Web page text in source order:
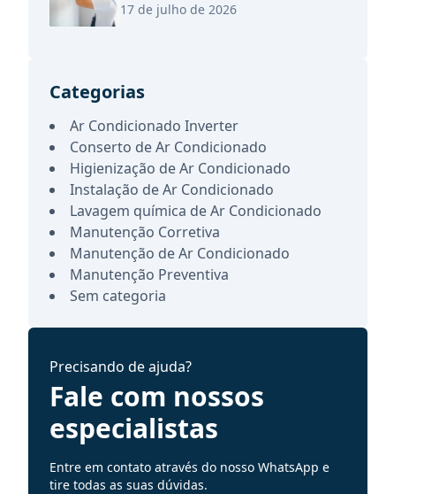
17 de julho de 2026
Categorias
Ar Condicionado Inverter
Conserto de Ar Condicionado
Higienização de Ar Condicionado
Instalação de Ar Condicionado
Lavagem química de Ar Condicionado
Manutenção Corretiva
Manutenção de Ar Condicionado
Manutenção Preventiva
Sem categoria
Precisando de ajuda?
Fale com nossos
especialistas
Entre em contato através do nosso WhatsApp e
tire todas as suas dúvidas.